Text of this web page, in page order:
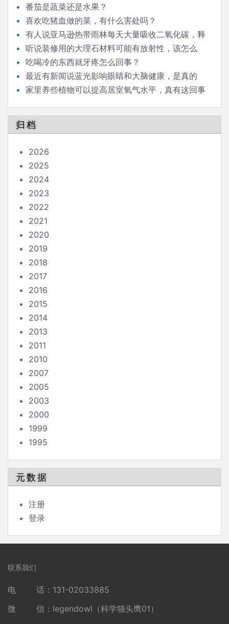
怀）番茄是蔬菜还是水果？
喜欢吃猪血做的菜，有什么害处吗？
有人说亚马逊热带雨林每天大量吸收二氧化碳，释
放氧气，对人类生存意义重大，是这样吗？
听说装修用的大理石材料可能有放射性，该怎么
办？吃喝冷的东西就牙疼怎么回事？
最近有新闻说蓝光影响眼睛和大脑健康，是真的
吗？家里养些植物可以提高居室氧气水平，真有这回事
归档
2026
2025
2024
2023
2022
2021
2020
2019
2018
2017
2016
2015
2014
2013
2011
2010
2007
2005
2003
2000
1999
1995
元数据
注册
登录
联系我们
电 话：131-02033885
微 信：legendowl（科学猫头鹰01）